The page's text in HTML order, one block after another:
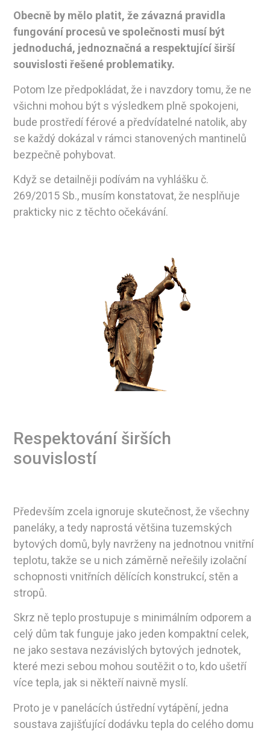
Obecně by mělo platit, že závazná pravidla
fungování procesů ve společnosti musí být
jednoduchá, jednoznačná a respektující širší
souvislosti řešené problematiky.
Potom lze předpokládat, že i navzdory tomu, že ne
všichni mohou být s výsledkem plně spokojeni,
bude prostředí férové a předvídatelné natolik, aby
se každý dokázal v rámci stanovených mantinelů
bezpečně pohybovat.
Když se detailněji podívám na vyhlášku č.
269/2015 Sb., musím konstatovat, že nesplňuje
prakticky nic z těchto očekávání.
Respektování širších
souvislostí
Především zcela ignoruje skutečnost, že všechny
paneláky, a tedy naprostá většina tuzemských
bytových domů, byly navrženy na jednotnou vnitřní
teplotu, takže se u nich záměrně neřešily izolační
schopnosti vnitřních dělících konstrukcí, stěn a
stropů.
Skrz ně teplo prostupuje s minimálním odporem a
celý dům tak funguje jako jeden kompaktní celek,
ne jako sestava nezávislých bytových jednotek,
které mezi sebou mohou soutěžit o to, kdo ušetří
více tepla, jak si někteří naivně myslí.
Proto je v panelácích ústřední vytápění, jedna
soustava zajišťující dodávku tepla do celého domu